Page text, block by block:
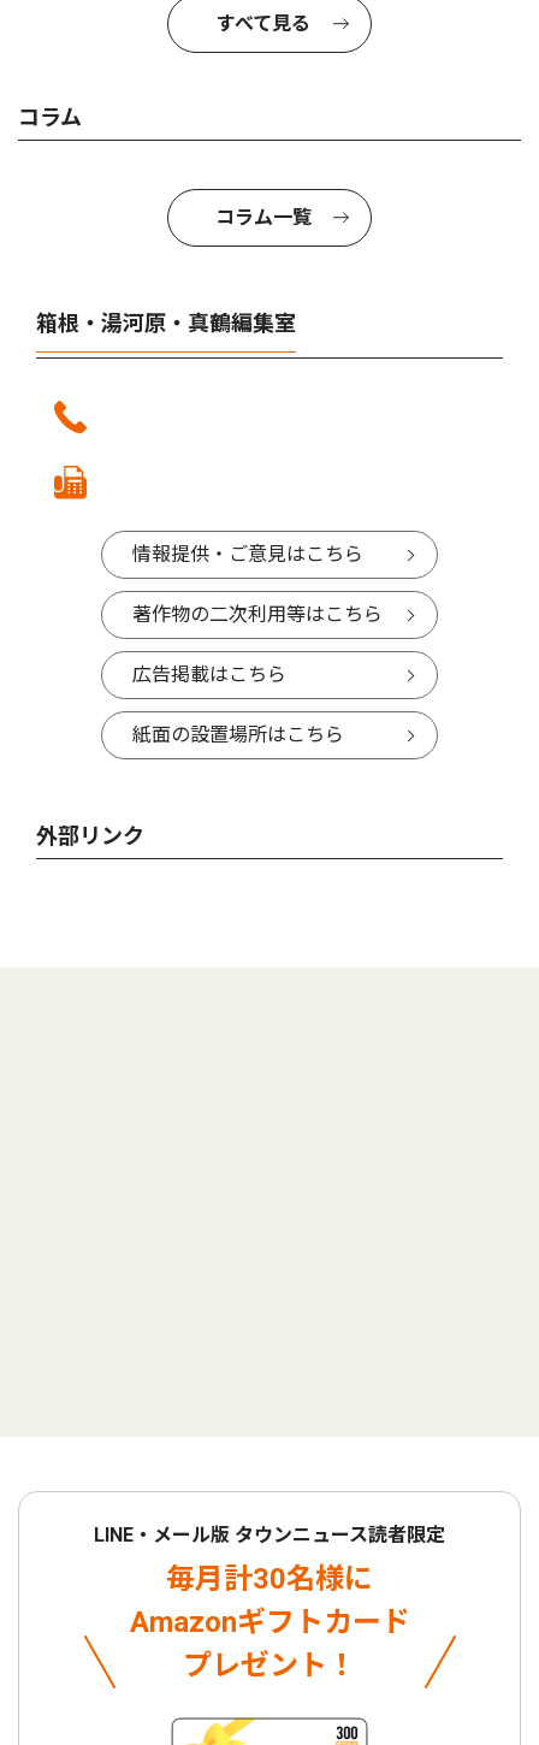
すべて見る
コラム
コラム一覧
箱根・湯河原・真鶴編集室
情報提供・ご意見はこちら
著作物の二次利用等はこちら
広告掲載はこちら
紙面の設置場所はこちら
外部リンク
LINE・メール版 タウンニュース読者限定
毎月計30名様に
Amazonギフトカード
プレゼント！